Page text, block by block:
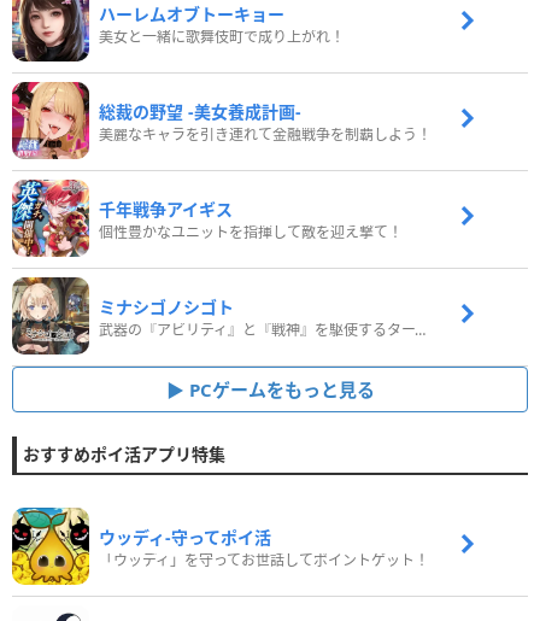
ハーレムオブトーキョー
美女と一緒に歌舞伎町で成り上がれ！
総裁の野望 -美女養成計画-
美麗なキャラを引き連れて金融戦争を制覇しよう！
千年戦争アイギス
個性豊かなユニットを指揮して敵を迎え撃て！
ミナシゴノシゴト
武器の『アビリティ』と『戦神』を駆使するターン制コマンドバトルRPG！
PCゲームをもっと見る
おすすめポイ活アプリ特集
ウッディ‐守ってポイ活
「ウッディ」を守ってお世話してポイントゲット！